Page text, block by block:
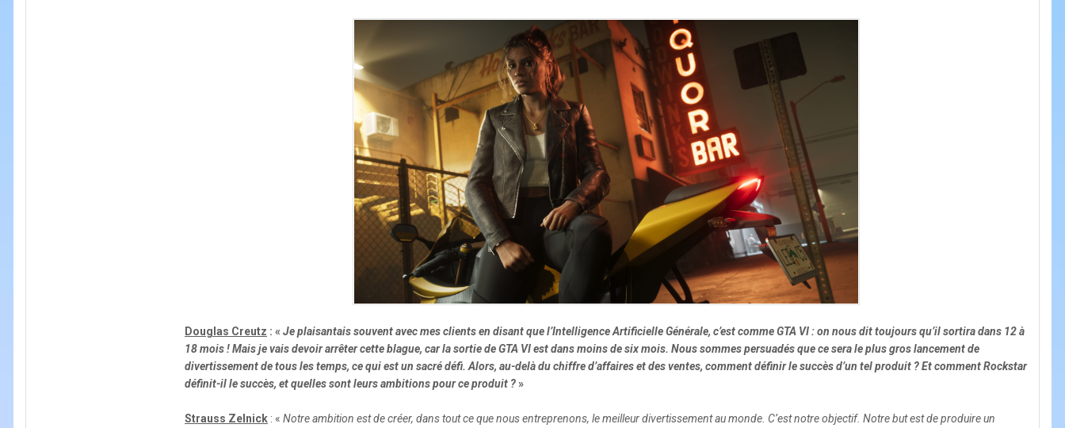
Douglas Creutz : « Je plaisantais souvent avec mes clients en disant que l’Intelligence Artificielle Générale, c’est comme GTA VI : on nous dit toujours qu’il sortira dans 12 à
18 mois ! Mais je vais devoir arrêter cette blague, car la sortie de GTA VI est dans moins de six mois. Nous sommes persuadés que ce sera le plus gros lancement de
divertissement de tous les temps, ce qui est un sacré défi. Alors, au-delà du chiffre d’affaires et des ventes, comment définir le succès d’un tel produit ? Et comment Rockstar
définit-il le succès, et quelles sont leurs ambitions pour ce produit ?»
Strauss Zelnick : « Notre ambition est de créer, dans tout ce que nous entreprenons, le meilleur divertissement au monde. C’est notre objectif. Notre but est de produire un